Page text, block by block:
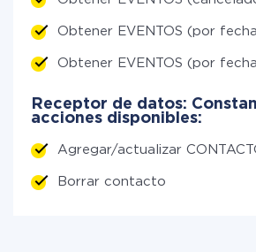
Obtener EVENTOS (por
Obtener EVENTOS (por
Receptor de datos:
acciones disponibles:
Agregar/actualizar
Borrar contacto